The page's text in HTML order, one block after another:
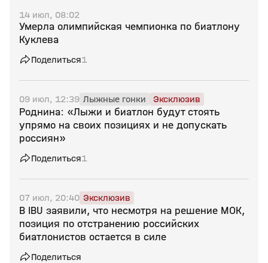
14 июл, 08:02
Умерла олимпийская чемпионка по биатлону
Куклева
Поделиться1
09 июл, 12:39 Лыжные гонки Эксклюзив
Роднина: «Лыжи и биатлон будут стоять
упрямо на своих позициях и не допускать
россиян»
Поделиться1
07 июл, 20:40 Эксклюзив
В IBU заявили, что несмотря на решение МОК,
позиция по отстранению российских
биатлонистов остается в силе
Поделиться